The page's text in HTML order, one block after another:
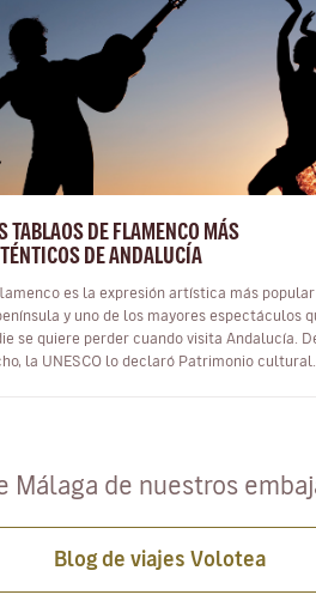
TABLAOS DE FLAMENCO MÁS
DE ANDALUCÍA
es la expresión artística más popular
y uno de los mayores espectáculos
se quiere perder cuando visita Andalucía.
la UNESCO lo declaró Patrimonio cultural
Málaga de nuestros
Blog de viajes Volotea